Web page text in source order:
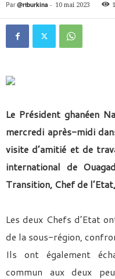
Par @rtburkina - 10 mai 2023
Le Président ghanéen
mercredi après-midi
visite d’amitié et de
international de
Transition, Chef de
Les deux Chefs d’Etat
de la sous-région,
Ils ont également
commun aux deux